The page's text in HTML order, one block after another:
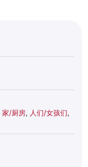
家/厨房, 人们/女孩们,